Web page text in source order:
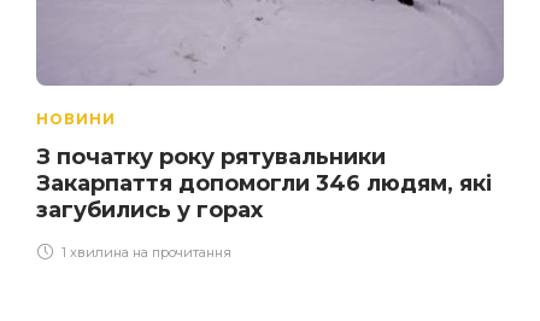
НОВИНИ
З початку року рятувальники
Закарпаття допомогли 346 людям, які
загубились у горах
1 хвилина на прочитання